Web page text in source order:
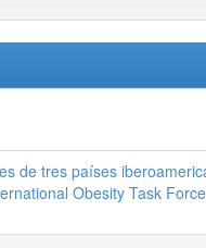
de tres países
Obesity Task